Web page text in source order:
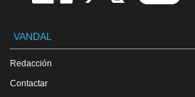
VANDAL
Redacción
Contactar